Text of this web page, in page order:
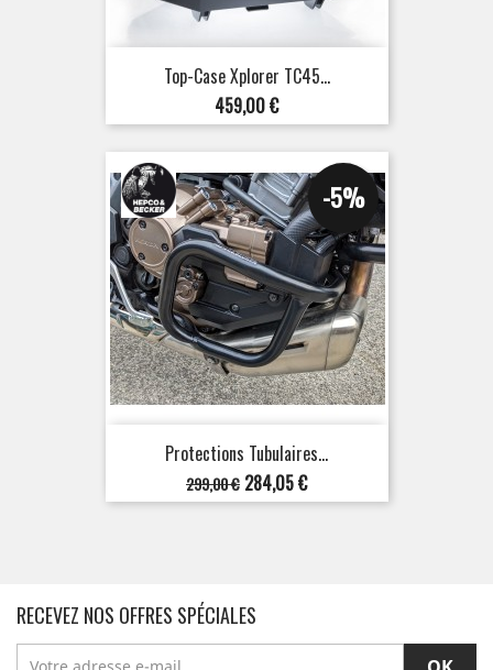
Top-Case Xplorer TC45...
Prix
459,00 €
Protections Tubulaires...
Prix
de
299,00 €
-5%
Prix
284,05 €
RECEVEZ NOS OFFRES SPÉCIALES